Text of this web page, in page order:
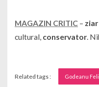
MAGAZIN CRITIC – ziar
cultural, conservator.
Related tags : Godeanu